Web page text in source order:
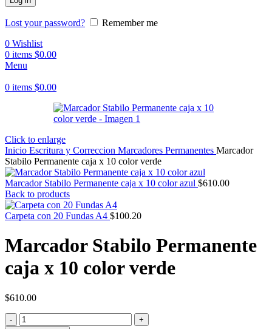
Lost your password?
Remember me
0 Wishlist
0 items $0.00
Menu
0 items $0.00
Click to enlarge
Inicio Escritura y Correccion Marcadores Permanentes Marcador
Stabilo Permanente caja x 10 color verde
Marcador Stabilo Permanente caja x 10 color azul $610.00
Back to products
Carpeta con 20 Fundas A4 $100.20
Marcador Stabilo Permanente
caja x 10 color verde
$610.00
Marcador